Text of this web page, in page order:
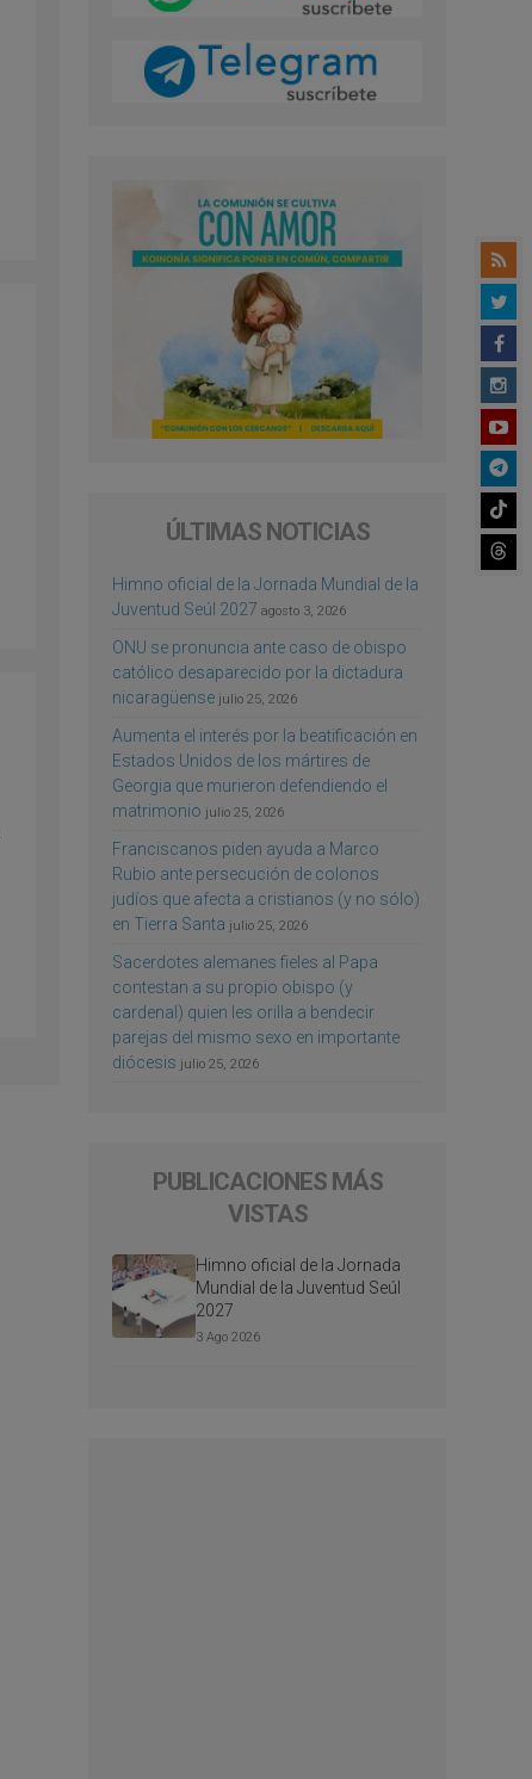
ÚLTIMAS NOTICIAS
Himno oficial de la Jornada Mundial de la
Juventud Seúl 2027 agosto 3, 2026
ONU se pronuncia ante caso de obispo
católico desaparecido por la dictadura
nicaragüense julio 25, 2026
Aumenta el interés por la beatificación en
Estados Unidos de los mártires de
Georgia que murieron defendiendo el
matrimonio julio 25, 2026
Franciscanos piden ayuda a Marco
Rubio ante persecución de colonos
judíos que afecta a cristianos (y no sólo)
en Tierra Santa julio 25, 2026
Sacerdotes alemanes fieles al Papa
contestan a su propio obispo (y
cardenal) quien les orilla a bendecir
parejas del mismo sexo en importante
diócesis julio 25, 2026
PUBLICACIONES MÁS
VISTAS
Himno oficial de la Jornada
Mundial de la Juventud Seúl
2027
3 Ago 2026